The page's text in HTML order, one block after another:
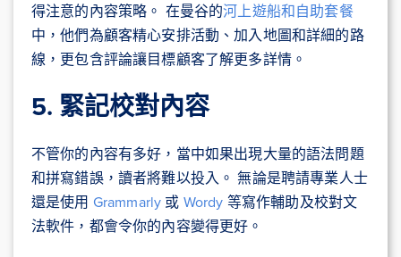
得注意的內容策略。 在曼谷的河上遊船和自助套餐
中，他們為顧客精心安排活動、加入地圖和詳細的路
線，更包含評論讓目標顧客了解更多詳情。
5. 緊記校對內容
不管你的內容有多好，當中如果出現大量的語法問題
和拼寫錯誤，讀者將難以投入。 無論是聘請專業人士
還是使用 Grammarly 或 Wordy 等寫作輔助及校對文
法軟件，都會令你的內容變得更好。